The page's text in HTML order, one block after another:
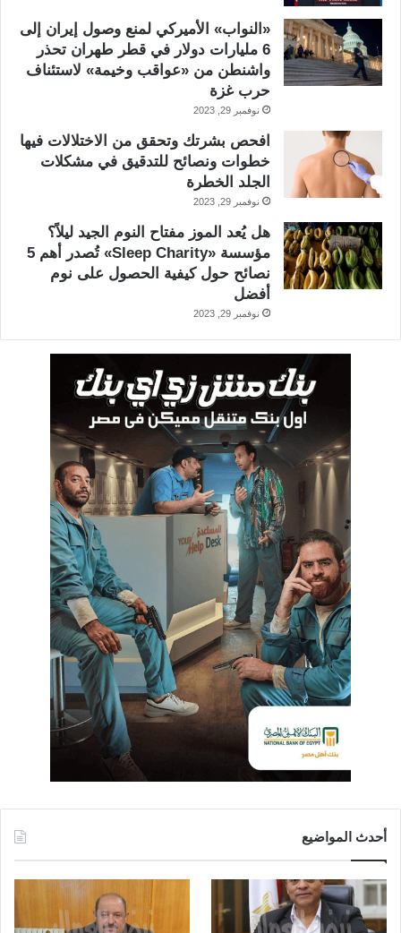
«النواب» الأميركي لمنع وصول إيران إلى
6 مليارات دولار في قطر طهران تحذر
واشنطن من «عواقب وخيمة» لاستئناف
حرب غزة
نوفمبر 29, 2023
افحص بشرتك وتحقق من الاختلالات فيها
خطوات ونصائح للتدقيق في مشكلات
الجلد الخطرة
نوفمبر 29, 2023
هل يُعد الموز مفتاح النوم الجيد ليلاً؟
مؤسسة «Sleep Charity» تُصدر أهم 5
نصائح حول كيفية الحصول على نوم
أفضل
نوفمبر 29, 2023
أحدث المواضيع